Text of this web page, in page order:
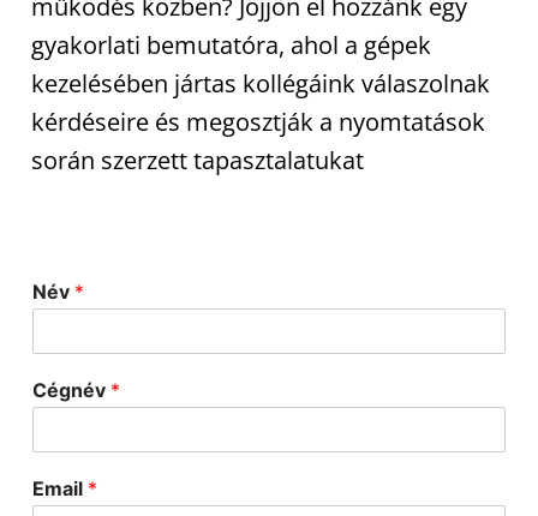
működés közben? Jöjjön el hozzánk egy
gyakorlati bemutatóra, ahol a gépek
kezelésében jártas kollégáink válaszolnak
kérdéseire és megosztják a nyomtatások
során szerzett tapasztalatukat
Név *
Cégnév *
Email *